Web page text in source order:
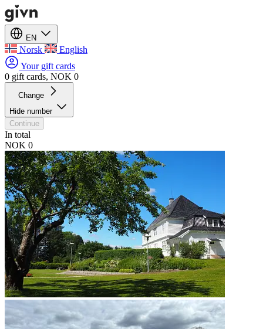
EN
Norsk
English
Your gift cards
0 gift cards, NOK 0
Change
Hide number
Continue
In total
NOK 0